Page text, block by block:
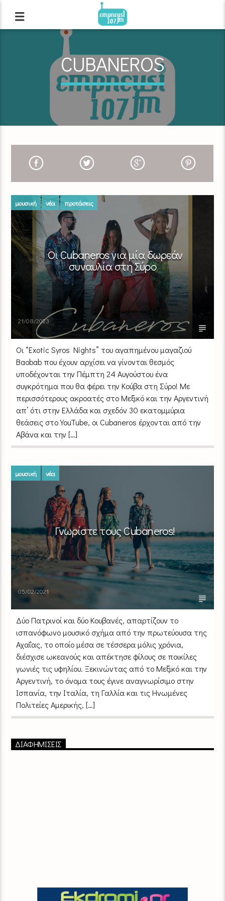
CUBANEROS
μουσική νέα προτάσεις
Οι Cubaneros για μία δωρεάν
συναυλία στη Σύρο
21/08/2023
Οι “Exotic Syros Nights” του αγαπημένου μαγαζιού
Baobab που έχουν αρχίσει να γίνονται θεσμός
υποδέχονται την Πέμπτη 24 Αυγούστου ένα
συγκρότημα που θα φέρει την Κούβα στη Σύρο! Με
περισσότερους ακροατές στο Μεξικό και την Αργεντινή
απ’ ότι στην Ελλάδα και σχεδόν 30 εκατομμύρια
θεάσεις στο YouTube, οι Cubaneros έρχονται από την
Αβάνα και την […]
μουσική νέα
Γνωρίστε τους Cubaneros!
05/02/2021
Δύο Πατρινοί και δύο Κουβανές, απαρτίζουν το
ισπανόφωνο μουσικό σχήμα από την πρωτεύουσα της
Αχαΐας, το οποίο μέσα σε τέσσερα μόλις χρόνια,
διέσχισε ωκεανούς και απέκτησε φίλους σε ποικίλες
γωνιές τις υφηλίου. Ξεκινώντας από το Μεξικό και την
Αργεντινή, το όνομα τους έγινε αναγνωρίσιμο στην
Ισπανία, την Ιταλία, τη Γαλλία και τις Ηνωμένες
Πολιτείες Αμερικής, […]
ΔΙΑΦΗΜΙΣΕΙΣ